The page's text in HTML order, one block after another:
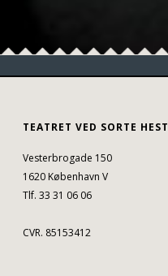
TEATRET VED SORTE HEST
Vesterbrogade 150
1620 København V
Tlf. 33 31 06 06
CVR. 85153412